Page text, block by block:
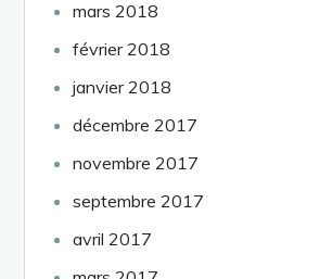
mars 2018
février 2018
janvier 2018
décembre 2017
novembre 2017
septembre 2017
avril 2017